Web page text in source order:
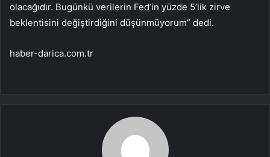
olacağıdır. Bugünkü verilerin Fed’in yüzde 5’lik zirve
beklentisini değiştirdiğini düşünmüyorum” dedi.
haber-darica.com.tr